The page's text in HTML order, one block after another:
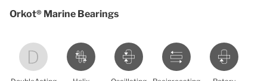
Orkot® Marine Bearings